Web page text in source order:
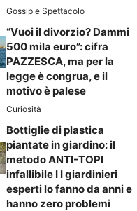
Gossip e Spettacolo
“Vuoi il divorzio? Dammi
500 mila euro”: cifra
PAZZESCA, ma per la
legge è congrua, e il
motivo è palese
Curiosità
Bottiglie di plastica
piantate in giardino: il
metodo ANTI-TOPI
infallibile I I giardinieri
esperti lo fanno da anni e
hanno zero problemi